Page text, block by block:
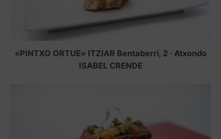
«PINTXO ORTUE» ITZIAR Bentaberri, 2 · Atxondo
ISABEL CRENDE